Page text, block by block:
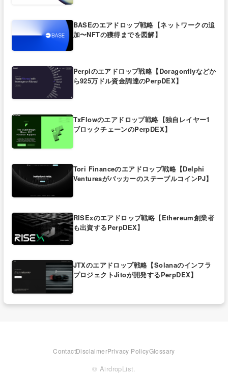
BASEのエアドロップ戦略【ネットワークの追
加〜NFTの獲得までを図解】
Perplのエアドロップ戦略【Doragonflyなどか
ら925万ドル資金調達のPerpDEX】
TxFlowのエアドロップ戦略【独自レイヤー1
ブロックチェーンのPerpDEX】
Tori Financeのエアドロップ戦略【Delphi
VenturesがバッカーのステーブルコインPJ】
RISExのエアドロップ戦略【Ethereum創業者
も出資するPerpDEX】
JTXのエアドロップ戦略【Solanaのインフラ
プロジェクトJitoが開発するPerpDEX】
ContactDisclaimerPrivacy PolicyGlossary
© AirdropList.